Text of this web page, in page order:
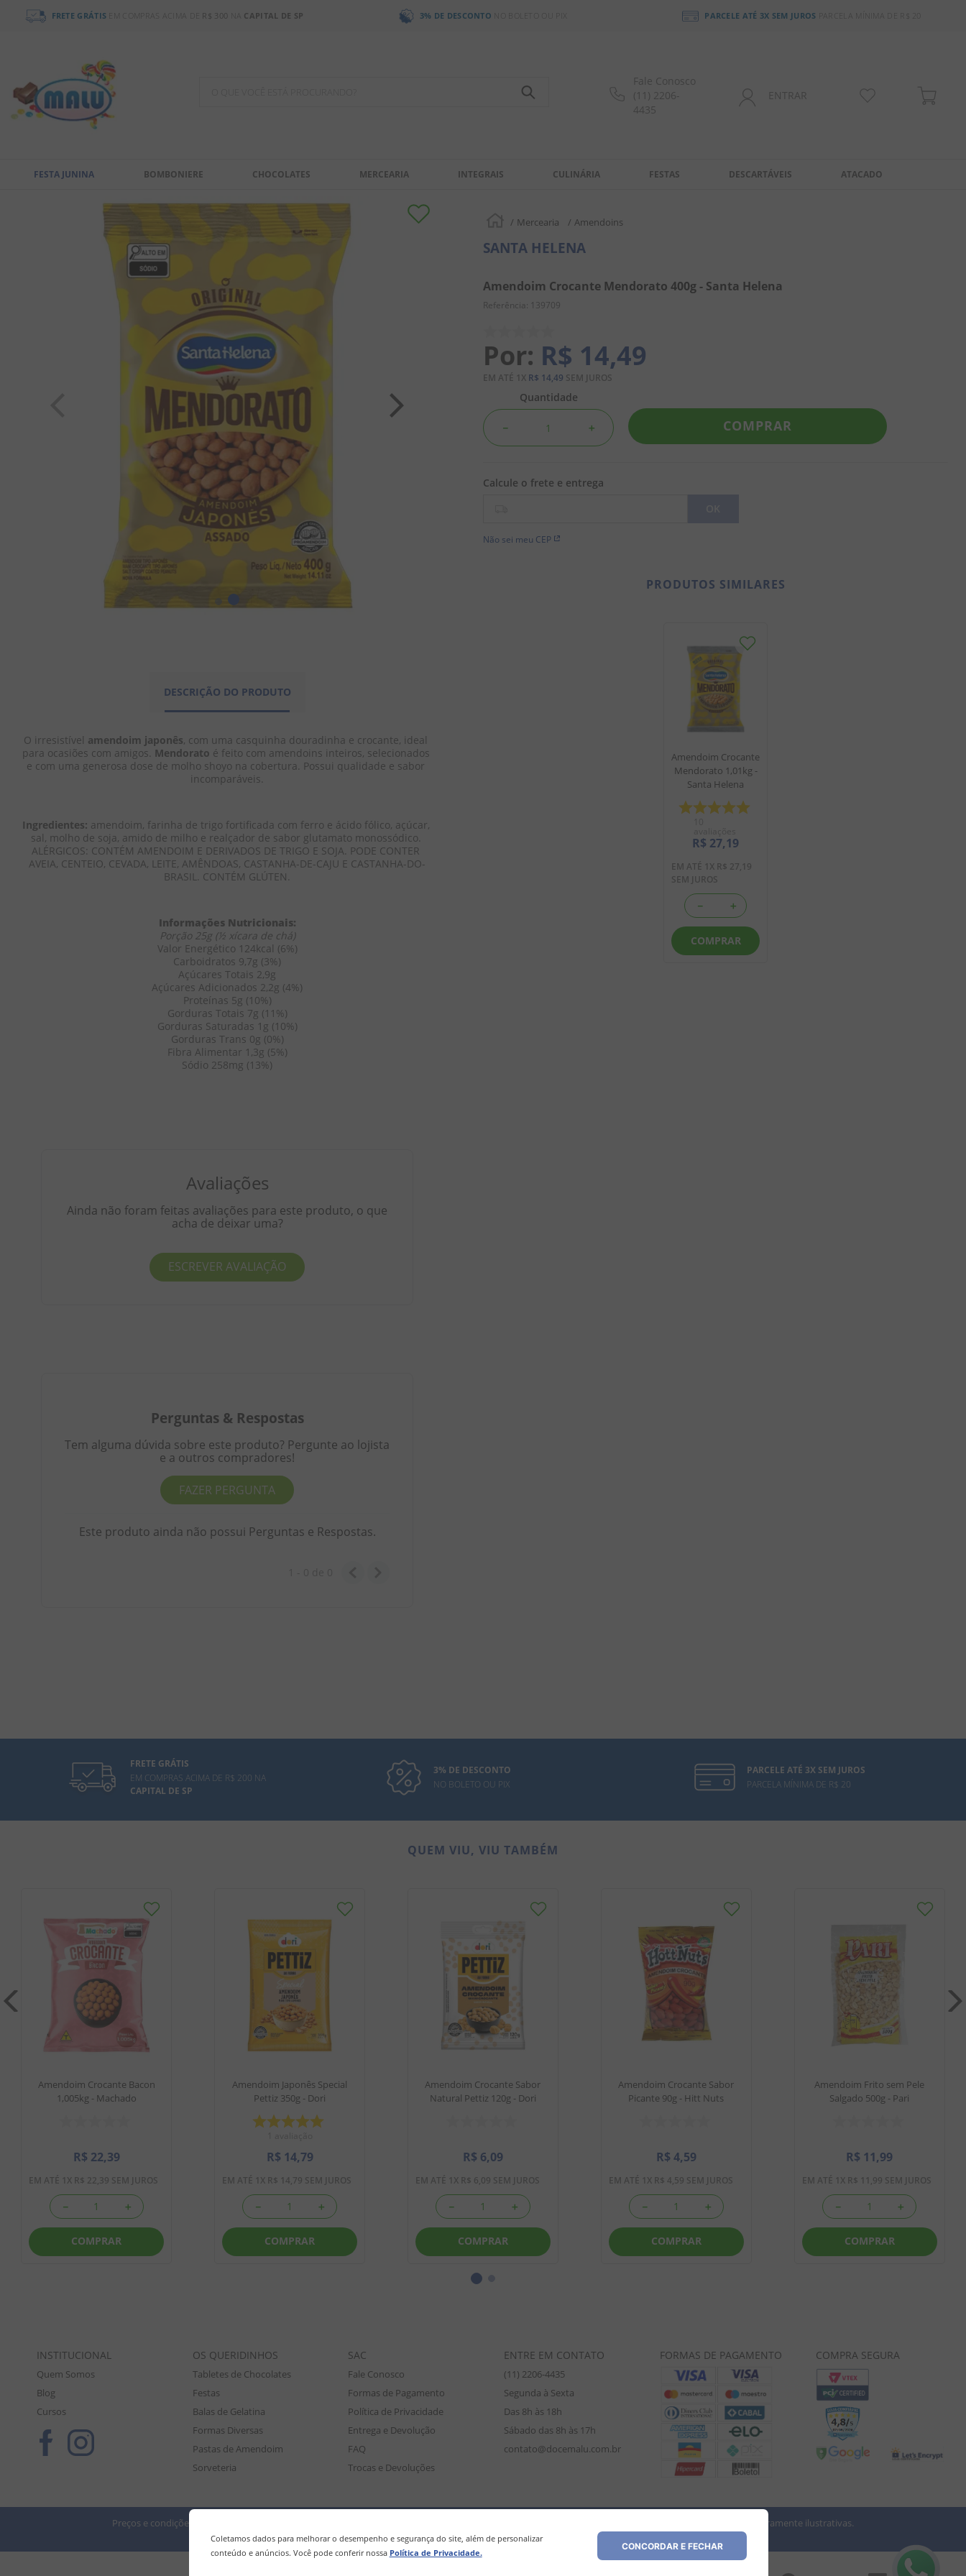
FRETE GRÁTIS EM COMPRAS ACIMA DE R$ 300 CAPITAL DE SP 3% DE DESCONTO PARCELE ATÉ 3X SEM JUROS PARCELA MÍNIMA DE R$ 20
Fale Conosco
(11) 2206-
4435
ENTRAR
FESTA JUNINA BOMBONIERE CHOCOLATES MERCEARIA INTEGRAIS CULINÁRIA FESTAS DESCARTÁVEIS ATACADO
Coletamos dados para melhorar o desempenho e segurança do site, além de personalizar
conteúdo e anúncios. Você pode conferir nossa Política de Privacidade.
CONCORDAR E FECHAR
DESCRIÇÃO DO PRODUTO
O irresistível amendoim japonês, com uma casquinha douradinha e crocante, ideal
para ocasiões com amigos. Mendorato é feito com amendoins inteiros, selecionados
e com uma generosa dose de molho shoyo na cobertura. Possui qualidade e sabor
incomparáveis.
Ingredientes: amendoim, farinha de trigo fortificada com ferro e ácido fólico, açúcar,
sal, molho de soja, amido de milho e realçador de sabor glutamato monossódico.
ALÉRGICOS: CONTÉM AMENDOIM E DERIVADOS DE TRIGO E SOJA. PODE CONTER
AVEIA, CENTEIO, CEVADA, LEITE, AMÊNDOAS, CASTANHA-DE-CAJU E CASTANHA-DO-
BRASIL. CONTÉM GLÚTEN.
Informações Nutricionais:
Porção 25g (½ xícara de chá)
Valor Energético 124kcal (6%)
Carboidratos 9,7g (3%)
Açúcares Totais 2,9g
Açúcares Adicionados 2,2g (4%)
Proteínas 5g (10%)
Gorduras Totais 7g (11%)
Gorduras Saturadas 1g (10%)
Gorduras Trans 0g (0%)
Fibra Alimentar 1,3g (5%)
Sódio 258mg (13%)
Avaliações
Ainda não foram feitas avaliações para este produto, o que
acha de deixar uma?
ESCREVER AVALIAÇÃO
Perguntas & Respostas
Tem alguma dúvida sobre este produto? Pergunte ao lojista
e a outros compradores!
FAZER PERGUNTA
Este produto ainda não possui Perguntas e Respostas.
Mercearia Amendoins
SANTA HELENA
Amendoim Crocante Mendorato 400g - Santa Helena
Referência : 139709
R$ 14,49
EM ATÉ 1 X R$ 14,49 SEM JUROS
Quantidade
＋
－ COMPRAR
Não sei meu CEP
PRODUTOS SIMILARES
Amendoim Crocante
Mendorato 1,01kg -
Santa Helena
R$ 27,19
EM ATÉ 1 X R$ 27,19
SEM JUROS
＋
－
COMPRAR
FRETE GRÁTIS
EM COMPRAS ACIMA DE R$ 200 NA
CAPITAL DE SP
3% DE DESCONTO
NO BOLETO OU PIX
PARCELE ATÉ 3X SEM JUROS
PARCELA MÍNIMA DE R$ 20
QUEM VIU, VIU TAMBÉM
Amendoim Crocante Bacon
1,005kg - Machado
R$ 22,39
EM ATÉ 1 X R$ 22,39 SEM JUROS
＋
－
COMPRAR
Amendoim Japonês Special
Pettiz 350g - Dori
R$ 14,79
EM ATÉ 1 X R$ 14,79 SEM JUROS
＋
－
COMPRAR
Amendoim Crocante Sabor
Natural Pettiz 120g - Dori
R$ 6,09
EM ATÉ 1 X R$ 6,09 SEM JUROS
＋
－
COMPRAR
Amendoim Crocante Sabor
Picante 90g - Hitt Nuts
R$ 4,59
EM ATÉ 1 X R$ 4,59 SEM JUROS
＋
－
COMPRAR
Amendoim Frito sem Pele
Salgado 500g - Pari
R$ 11,99
EM ATÉ 1 X R$ 11 ,99 SEM JUROS
＋
－
COMPRAR
INSTITUCIONAL
Quem Somos
Blog
Cursos
OS QUERIDINHOS
Tabletes de Chocolates
Festas
Balas de Gelatina
Formas Diversas
Pastas de Amendoim
Sorveteria
SAC
Fale Conosco
Formas de Pagamento
Política de Privacidade
Entrega e Devolução
FAQ
Trocas e Devoluções
ENTRE EM CONTATO
(11) 2206-4435
Segunda à Sexta
Das 8h às 18h
Sábado das 8h às 17h
contato@docemalu.com.br
FORMAS DE PAGAMENTO COMPRA SEGURA
Preços e condições de pagamento válidos exclusivamente para compras efetuadas no site, podendo diferir da loja física. As imagens dos produtos são meramente ilustrativas.
Todos os preços e condições comerciais estão sujeitos a alteração sem aviso prévio.
TERMOS MAIS BUSCADOS
2º
pirulito
amendoim
salgadinho
biscoito
chiclete
doce leite